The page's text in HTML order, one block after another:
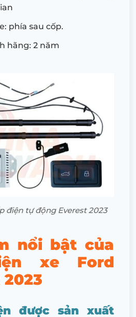
phía sau cốp.
hãng: 2 năm
điện tự động Everest 2023
nổi bật của
xe Ford
được sản xuất